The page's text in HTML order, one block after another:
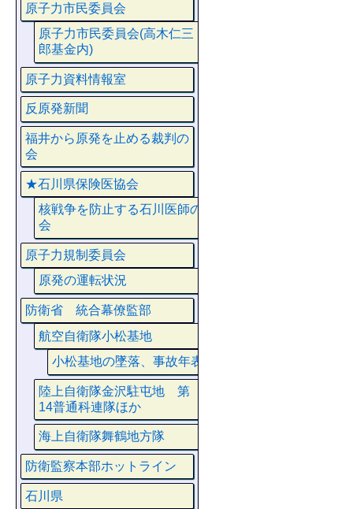
原子力市民委員会
原子力市民委員会(高木仁三
郎基金内)
原子力資料情報室
反原発新聞
福井から原発を止める裁判の
会
★石川県保険医協会
核戦争を防止する石川医師の
会
原子力規制委員会
原発の運転状況
防衛省 統合幕僚監部
航空自衛隊小松基地
小松基地の墜落、事故年表
陸上自衛隊金沢駐屯地 第
14普通科連隊ほか
海上自衛隊舞鶴地方隊
防衛監察本部ホットライン
石川県